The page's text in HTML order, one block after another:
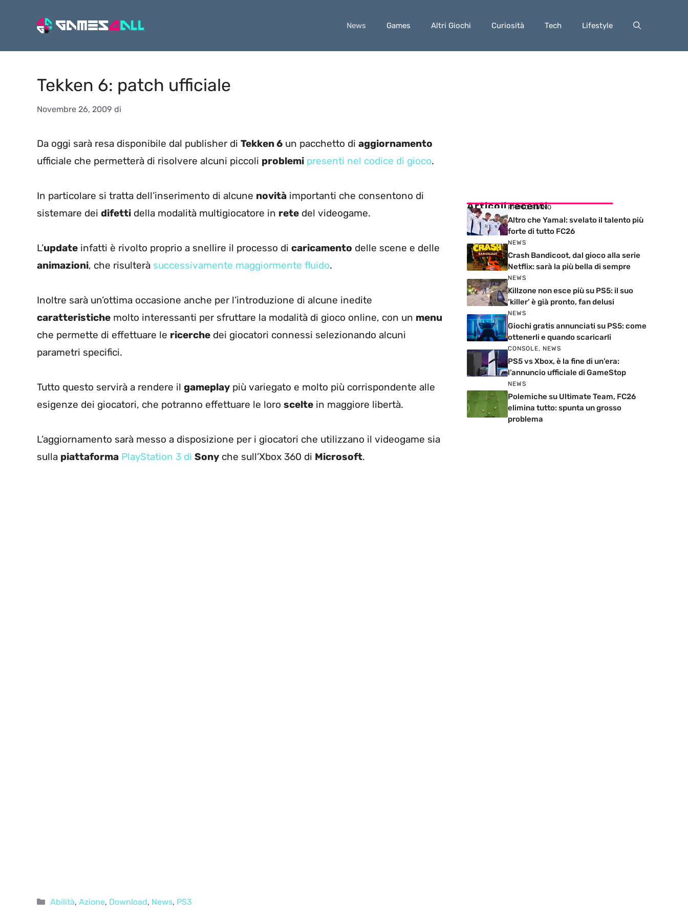
News Games Altri Giochi Curiosità Tech Lifestyle
Tekken 6: patch ufficiale
Novembre 26, 2009 di
Da oggi sarà resa disponibile dal publisher di Tekken 6 un pacchetto di aggiornamento
ufficiale che permetterà di risolvere alcuni piccoli problemi presenti nel codice di gioco.
In particolare si tratta dell’inserimento di alcune novità importanti che consentono di
sistemare dei difetti della modalità multigiocatore in rete del videogame.
L’update infatti è rivolto proprio a snellire il processo di caricamento delle scene e delle
animazioni, che risulterà successivamente maggiormente fluido.
Inoltre sarà un’ottima occasione anche per l’introduzione di alcune inedite
caratteristiche molto interessanti per sfruttare la modalità di gioco online, con un menu
che permette di effettuare le ricerche dei giocatori connessi selezionando alcuni
parametri specifici.
Tutto questo servirà a rendere il gameplay più variegato e molto più corrispondente alle
esigenze dei giocatori, che potranno effettuare le loro scelte in maggiore libertà.
L’aggiornamento sarà messo a disposizione per i giocatori che utilizzano il videogame sia
sulla piattaforma PlayStation 3 di Sony che sull’Xbox 360 di Microsoft.
Categorie
Abilità, Azione, Download, News, PS3
Articoli recenti
PRIMO PIANO
Altro che Yamal: svelato il talento più
forte di tutto FC26
NEWS
Crash Bandicoot, dal gioco alla serie
Netflix: sarà la più bella di sempre
NEWS
Killzone non esce più su PS5: il suo
‘killer’ è già pronto, fan delusi
NEWS
Giochi gratis annunciati su PS5: come
ottenerli e quando scaricarli
CONSOLE, NEWS
PS5 vs Xbox, è la fine di un’era:
l’annuncio ufficiale di GameStop
NEWS
Polemiche su Ultimate Team, FC26
elimina tutto: spunta un grosso
problema